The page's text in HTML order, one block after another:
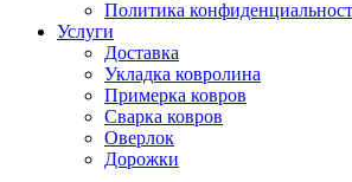
Политика
Услуги
Доставка
Укладка ковролина
Примерка ковров
Сварка ковров
Оверлок
Дорожки